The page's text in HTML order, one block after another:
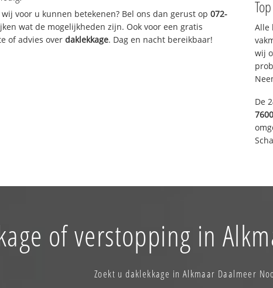
voor u kunnen betekenen? Bel ons dan gerust op072-
wat de mogelijkheden zijn. Ook voor een gratis
of advies overdaklekkage. Dag en nacht bereikbaar!
Alle
wij
De
of verstopping in
Zoekt u daklekkage in Alkmaar Daalmeer